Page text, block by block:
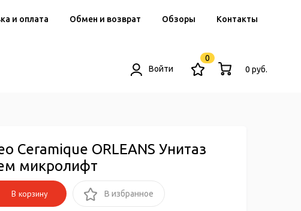
и оплата Обмен и возврат Обзоры Контакты
Войти
0
0 руб.
Ceramique ORLEANS Унитаз
микролифт
В корзину В избранное